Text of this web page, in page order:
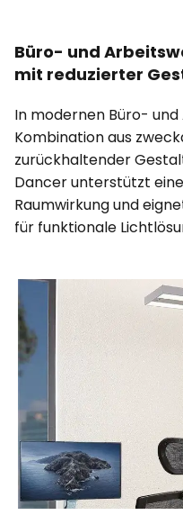
Büro- und
mit reduzierter
In modernen Büro-
Kombination aus
zurückhaltender
Dancer unterstützt
Raumwirkung und
für funktionale